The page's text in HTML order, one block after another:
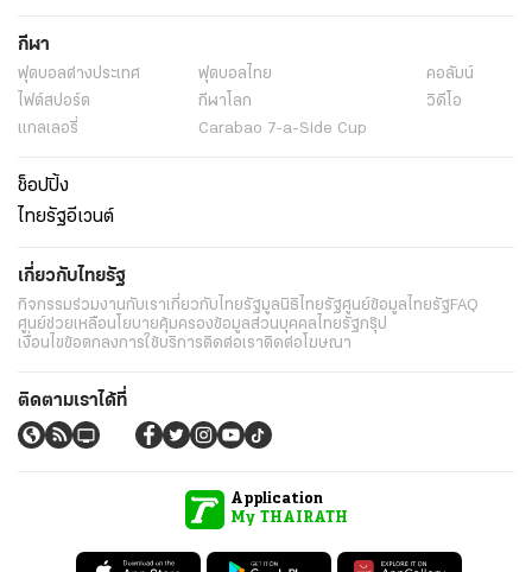
กีฬา
ฟุตบอลต่่างประเทศ ฟุตบอลไทย
คอลัมน์
ไฟต์สปอร์ต
กีฬาโลก
วิดีโอ
แกลเลอรี่
Carabao 7-a-Side Cup
ช็อปปิ้ง
ไทยรัฐอีเวนต์
เกี่ยวกับไทยรัฐ
กิจกรรมร่วมงานกับเราเกี่ยวกับไทยรัฐมูลนิธิไทยรัฐศูนย์ข้อมูลไทยรัฐFAQ
ศูนย์ช่วยเหลือนโยบายคุ้มครองข้อมูลส่วนบุคคลไทยรัฐกรุ๊ป
เงื่อนไขข้อตกลงการใช้บริการติดต่อเราติดต่อโฆษณา
ติดตามเราได้ที่
Application
My THAIRATH